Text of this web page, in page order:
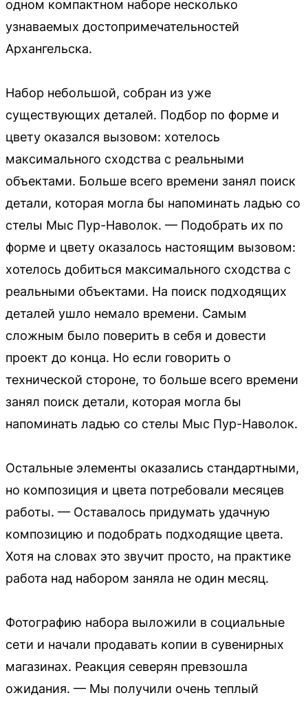
одном компактном наборе несколько
узнаваемых достопримечательностей
Архангельска.
Набор небольшой, собран из уже
существующих деталей. Подбор по форме и
цвету оказался вызовом: хотелось
максимального сходства с реальными
объектами. Больше всего времени занял поиск
детали, которая могла бы напоминать ладью со
стелы Мыс Пур-Наволок. — Подобрать их по
форме и цвету оказалось настоящим вызовом:
хотелось добиться максимального сходства с
реальными объектами. На поиск подходящих
деталей ушло немало времени. Самым
сложным было поверить в себя и довести
проект до конца. Но если говорить о
технической стороне, то больше всего времени
занял поиск детали, которая могла бы
напоминать ладью со стелы Мыс Пур-Наволок.
Остальные элементы оказались стандартными,
но композиция и цвета потребовали месяцев
работы. — Оставалось придумать удачную
композицию и подобрать подходящие цвета.
Хотя на словах это звучит просто, на практике
работа над набором заняла не один месяц.
Фотографию набора выложили в социальные
сети и начали продавать копии в сувенирных
магазинах. Реакция северян превзошла
ожидания. — Мы получили очень теплый